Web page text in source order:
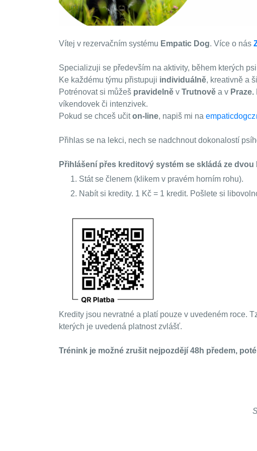
Vítej v rezervačním systému Empatic Dog. Více o nás
Specializuji se především na aktivity, během kterých
Ke každému týmu přistupuji individuálně, kreativně a
Potrénovat si můžeš pravidelně v Trutnově a v Praze.
víkendovek či intenzivek.
Pokud se chceš učiton-line, napiš mi na
Přihlas se na lekci, nech se nadchnout dokonalostí
Přihlášení přes kreditový systém se skládá ze dvou
Stát se členem (klikem v pravém horním rohu).
Nabít si kredity. 1 Kč = 1 kredit. Pošlete si
Kredity jsou nevratné a platí pouze v uvedeném roce.
kterých je uvedená platnost zvlášť.
Trénink je možné zrušit nejpozdějí 48h předem,